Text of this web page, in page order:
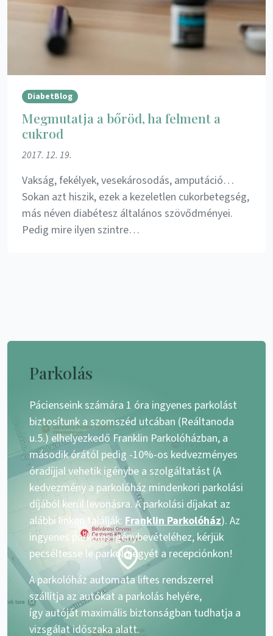
DiabetBlog
Megmutatja a bőröd, ha felment a
cukrod
2017. 12. 19.
Vakság, fekélyek, vesekárosodás, amputáció…
Sokan azt hiszik, ezek a kezeletlen cukorbetegség,
más néven diabétesz általános szövődményei.
Pedig mire ilyen szintre…
Parkolás
Pácienseink számára 1 óra ingyenes parkolást
biztosítunk a szomszéd utcában (Reáltanoda
u.5.) elhelyezkedő Franklin Parkolóházban, a
második órától pedig -10%-os kedvezményes
óradíjjal vehetik igénybe a szolgáltatást (A
kedvezmény a parkolóház mindenkori parkolási
díjából kerül levonásra. A parkolási díjakat az
alábbi linken találják: Franklin Parkolóház). Az
ingyenes parkolás igénybevételéhez, kérjük
pecséltesse le parkolójegyét a recepciónkon!
A parkolóház automata liftes rendszerrel
szállítja az autókat a parkolás helyére,
így autóját maximális biztonságban tudhatja a
vizsgálat időszaka alatt.